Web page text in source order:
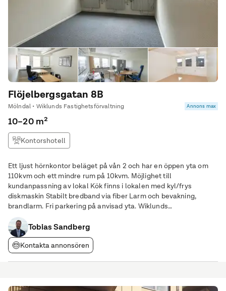
Flöjelbergsgatan 8B
Mölndal • Wiklunds Fastighetsförvaltning Annons max
10–20 m²
Kontorshotell
Ett ljust hörnkontor beläget på vån 2 och har en öppen yta om
110kvm och ett mindre rum på 10kvm. Möjlighet till
kundanpassning av lokal Kök finns i lokalen med kyl/frys
diskmaskin Stabilt bredband via fiber Larm och bevakning,
brandlarm. Fri parkering på anvisad yta. Wiklunds
fastighetsförvaltning är den lilla fastighetsvärden som finns där
för våra hyresgäster. Välkomna att kontakta
Tobias Sandberg
Kontakta annonsören